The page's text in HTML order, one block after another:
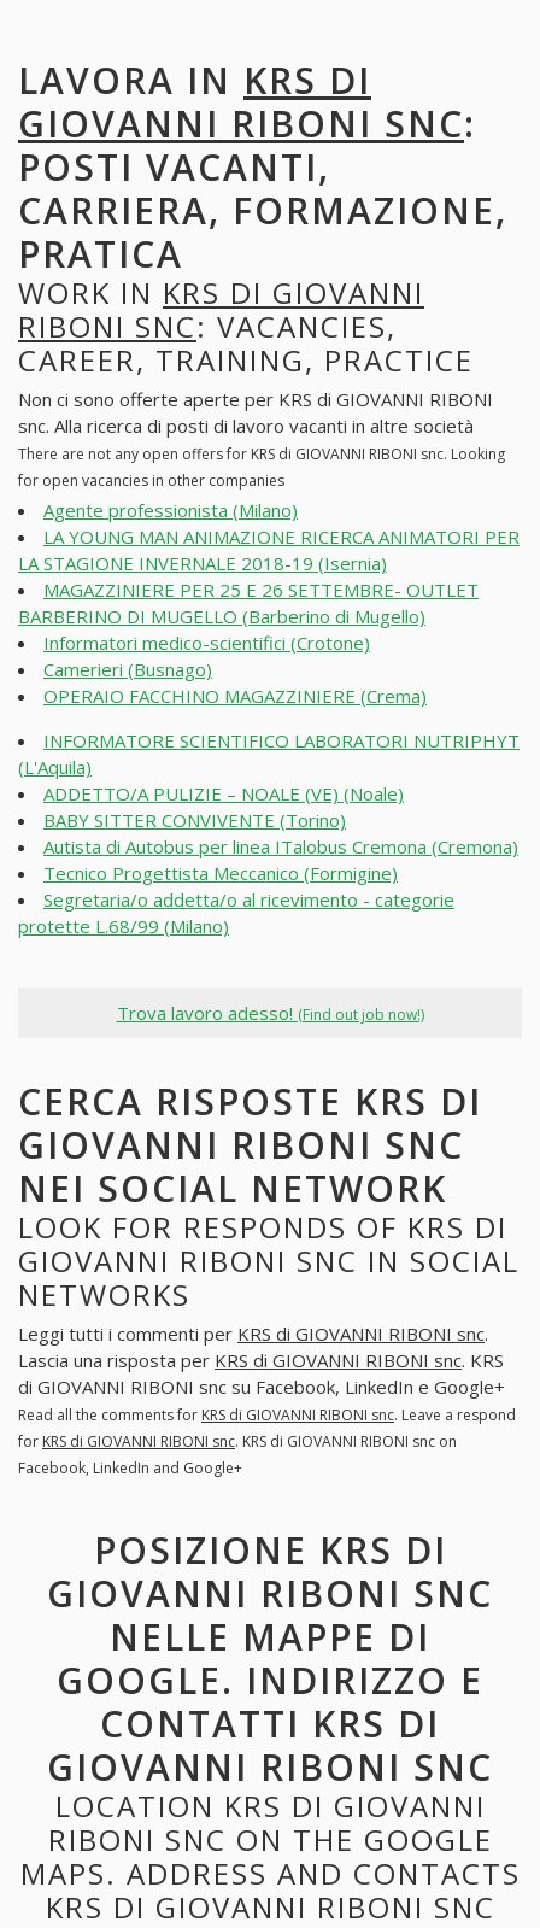
LAVORA IN KRS DI
GIOVANNI RIBONI SNC:
POSTI VACANTI,
CARRIERA, FORMAZIONE,
PRATICA
WORK IN KRS DI GIOVANNI
RIBONI SNC: VACANCIES,
CAREER, TRAINING, PRACTICE
Non ci sono offerte aperte per KRS di GIOVANNI RIBONI
snc. Alla ricerca di posti di lavoro vacanti in altre società
There are not any open offers for KRS di GIOVANNI RIBONI snc. Looking
for open vacancies in other companies
Agente professionista (Milano)
LA YOUNG MAN ANIMAZIONE RICERCA ANIMATORI PER
LA STAGIONE INVERNALE 2018-19 (Isernia)
MAGAZZINIERE PER 25 E 26 SETTEMBRE- OUTLET
BARBERINO DI MUGELLO (Barberino di Mugello)
Informatori medico-scientifici (Crotone)
Camerieri (Busnago)
OPERAIO FACCHINO MAGAZZINIERE (Crema)
INFORMATORE SCIENTIFICO LABORATORI NUTRIPHYT
(L'Aquila)
ADDETTO/A PULIZIE – NOALE (VE) (Noale)
BABY SITTER CONVIVENTE (Torino)
Autista di Autobus per linea ITalobus Cremona (Cremona)
Tecnico Progettista Meccanico (Formigine)
Segretaria/o addetta/o al ricevimento - categorie
protette L.68/99 (Milano)
Trova lavoro adesso! (Find out job now!)
CERCA RISPOSTE KRS DI
GIOVANNI RIBONI SNC
NEI SOCIAL NETWORK
LOOK FOR RESPONDS OF KRS DI
GIOVANNI RIBONI SNC IN SOCIAL
NETWORKS
Leggi tutti i commenti per KRS di GIOVANNI RIBONI snc.
Lascia una risposta per KRS di GIOVANNI RIBONI snc. KRS
di GIOVANNI RIBONI snc su Facebook, LinkedIn e Google+
Read all the comments for KRS di GIOVANNI RIBONI snc. Leave a respond
for KRS di GIOVANNI RIBONI snc. KRS di GIOVANNI RIBONI snc on
Facebook, LinkedIn and Google+
POSIZIONE KRS DI
GIOVANNI RIBONI SNC
NELLE MAPPE DI
GOOGLE. INDIRIZZO E
CONTATTI KRS DI
GIOVANNI RIBONI SNC
LOCATION KRS DI GIOVANNI
RIBONI SNC ON THE GOOGLE
MAPS. ADDRESS AND CONTACTS
KRS DI GIOVANNI RIBONI SNC